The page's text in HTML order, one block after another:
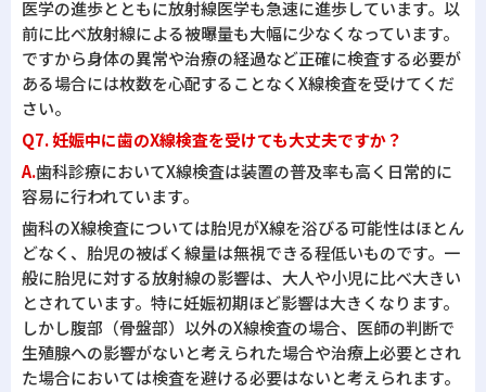
医学の進歩とともに放射線医学も急速に進歩しています。以
前に比べ放射線による被曝量も大幅に少なくなっています。
ですから身体の異常や治療の経過など正確に検査する必要が
ある場合には枚数を心配することなくX線検査を受けてくだ
さい。
Q7. 妊娠中に歯のX線検査を受けても大丈夫ですか？
A.歯科診療においてX線検査は装置の普及率も高く日常的に
容易に行われています。
歯科のX線検査については胎児がX線を浴びる可能性はほとん
どなく、胎児の被ばく線量は無視できる程低いものです。一
般に胎児に対する放射線の影響は、大人や小児に比べ大きい
とされています。特に妊娠初期ほど影響は大きくなります。
しかし腹部（骨盤部）以外のX線検査の場合、医師の判断で
生殖腺への影響がないと考えられた場合や治療上必要とされ
た場合においては検査を避ける必要はないと考えられます。